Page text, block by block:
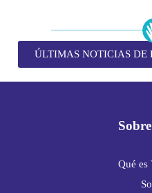
ÚLTIMAS NOTICIAS DE
Qué es